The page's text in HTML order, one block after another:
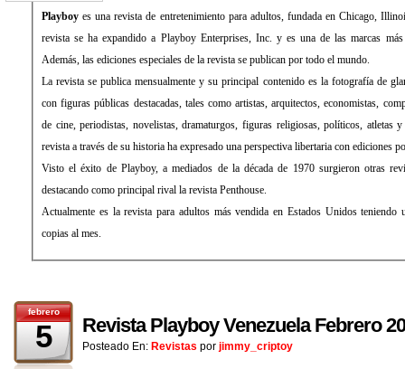
Playboy es una revista de entretenimiento para adultos, fundada en Chicago,
revista se ha expandido a Playboy Enterprises, Inc. y es una de las marcas
Además, las ediciones especiales de la revista se publican por todo el mundo.
La revista se publica mensualmente y su principal contenido es la fotografía de
con figuras públicas destacadas, tales como artistas, arquitectos, economistas,
de cine, periodistas, novelistas, dramaturgos, figuras religiosas, políticos, atletas
revista a través de su historia ha expresado una perspectiva libertaria con ediciones
Visto el éxito de Playboy, a mediados de la década de 1970 surgieron otras
destacando como principal rival la revista Penthouse.
Actualmente es la revista para adultos más vendida en Estados Unidos
copias al mes.
febrero
5 Revista Playboy Venezuela Febrero
Posteado En: Revistas por jimmy_criptoy